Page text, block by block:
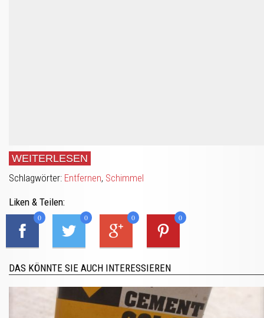
WEITERLESEN
Schlagwörter: Entfernen, Schimmel
Liken & Teilen:
0 0 0 0
DAS KÖNNTE SIE AUCH INTERESSIEREN